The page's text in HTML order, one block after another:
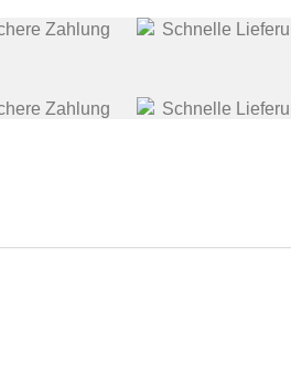
Zahlung Schnelle
Zahlung Schnelle